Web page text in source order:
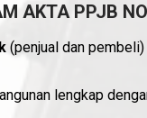
AKTA PPJB
(penjual dan pembeli)
lengkap